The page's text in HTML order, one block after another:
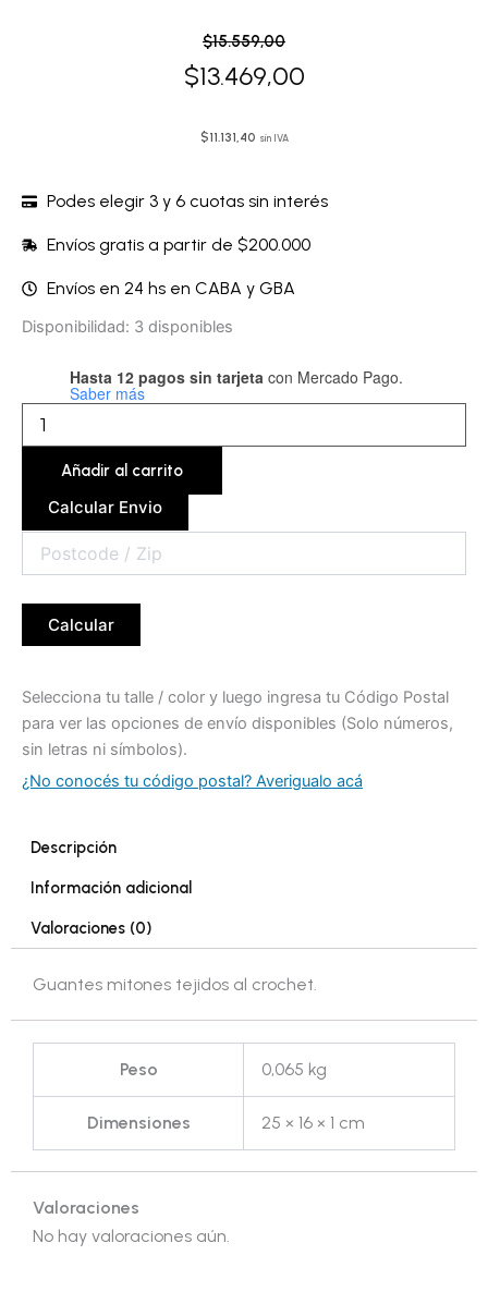
$15.559,00
El
precio
original
$15.559,00.
$13.469,00
El
precio
actual
$13.469,00.
$11.131,40 sin IVA
Podes elegir 3 y 6 cuotas sin interés
Envíos gratis a partir de $200.000
Envíos en 24 hs en CABA y GBA
Disponibilidad: 3 disponibles
Hasta 12 pagos sin tarjeta con Mercado Pago.
Saber más
Guantes
JENGUD03
cantidad
Añadir al carrito
Calcular Envio
Calcular
Selecciona tu talle / color y luego ingresa tu Código Postal
para ver las opciones de envío disponibles (Solo números,
sin letras ni símbolos).
¿No conocés tu código postal? Averigualo acá
Descripción
Información adicional
Valoraciones (0)
Guantes mitones tejidos al crochet.
Peso 0,065 kg
Dimensiones 25 × 16 × 1 cm
Valoraciones
No hay valoraciones aún.